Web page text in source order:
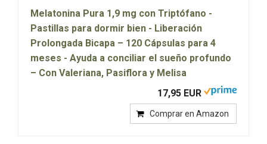
Melatonina Pura 1,9 mg con Triptófano -
Pastillas para dormir bien - Liberación
Prolongada Bicapa – 120 Cápsulas para 4
meses - Ayuda a conciliar el sueño profundo
– Con Valeriana, Pasiflora y Melisa
17,95 EUR
Comprar en Amazon